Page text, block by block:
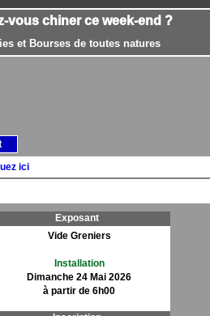
vous chiner ce week-end ?
et Bourses de toutes natures
ici
Exposant
Vide Greniers
Installation
Dimanche 24 Mai 2026
à partir de 6h00